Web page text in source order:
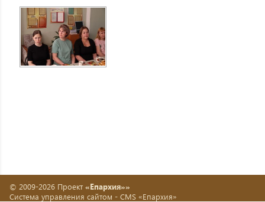
© 2009-2026 Проект «Епархия»»
Система управления сайтом - CMS «Епархия»